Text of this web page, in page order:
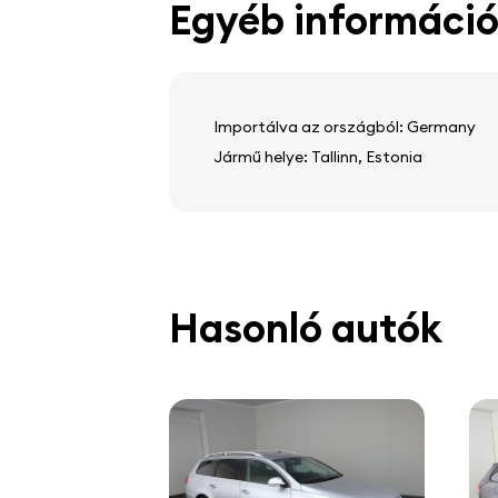
fedélzeti számítógép
Egyéb
Importálva az országból: Germany
Jármű helye: Tallinn, Estonia
Hasonló autók